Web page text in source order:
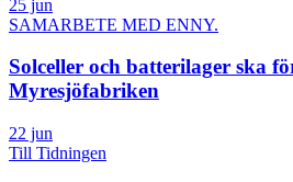
25 jun
SAMARBETE MED ENNY.
Solceller och batterilager ska
Myresjöfabriken
22 jun
Till Tidningen